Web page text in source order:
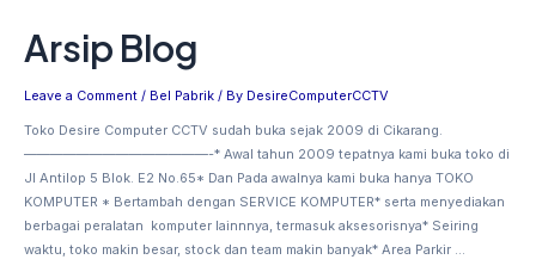
Arsip Blog
Leave a Comment / Bel Pabrik / By DesireComputerCCTV
Toko Desire Computer CCTV sudah buka sejak 2009 di Cikarang.
——————————————-* Awal tahun 2009 tepatnya kami buka toko di
Jl Antilop 5 Blok. E2 No.65* Dan Pada awalnya kami buka hanya TOKO
KOMPUTER * Bertambah dengan SERVICE KOMPUTER* serta menyediakan
berbagai peralatan komputer lainnnya, termasuk aksesorisnya* Seiring
waktu, toko makin besar, stock dan team makin banyak* Area Parkir …
Arsip
Blog